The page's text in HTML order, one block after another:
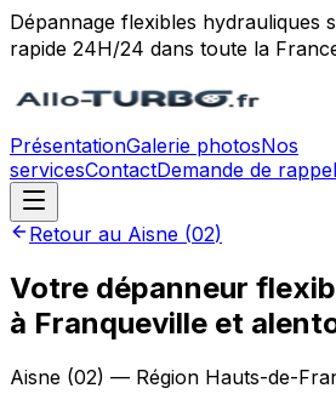
Dépannage flexibles hydrauliques
rapide 24H/24 dans toute la
PrésentationGalerie photosNos
servicesContactDemande de rappel
Retour au Aisne (02)
Votre dépanneur
à Franqueville et
Aisne (02) — Région Hauts-de-